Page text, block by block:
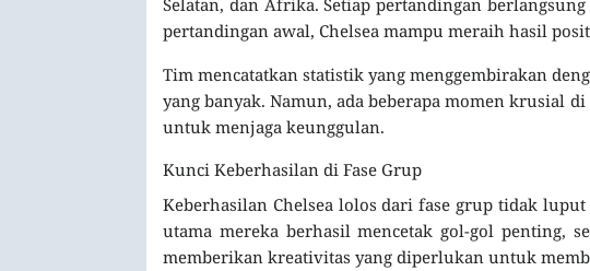
pertandingan awal, Chelsea mampu meraih hasil
Tim mencatatkan statistik yang menggembirakan
yang banyak. Namun, ada beberapa momen krusial
untuk menjaga keunggulan.
Kunci Keberhasilan di Fase Grup
Keberhasilan Chelsea lolos dari fase grup tidak
utama mereka berhasil mencetak gol-gol penting,
memberikan kreativitas yang diperlukan untuk